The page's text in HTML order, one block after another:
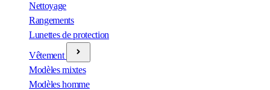
Nettoyage
Rangements
Lunettes de protection
Vêtement
Modèles mixtes
Modèles homme